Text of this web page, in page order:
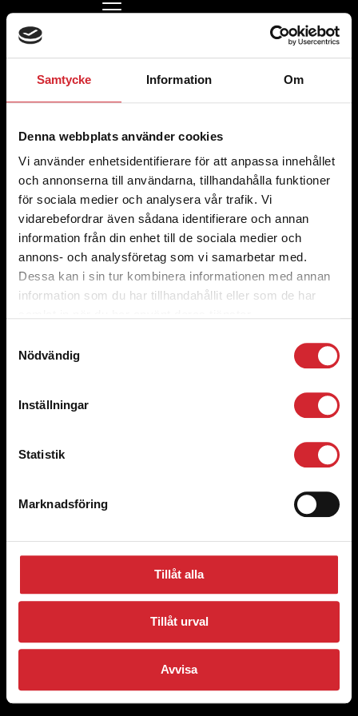
Samtycke Information Om
Denna webbplats använder cookies
Vi använder enhetsidentifierare för att anpassa innehållet
och annonserna till användarna, tillhandahålla funktioner
för sociala medier och analysera vår trafik. Vi
vidarebefordrar även sådana identifierare och annan
information från din enhet till de sociala medier och
annons- och analysföretag som vi samarbetar med.
Dessa kan i sin tur kombinera informationen med annan
information som du har tillhandahållit eller som de har
Nödvändig
Inställningar
Statistik
Marknadsföring
Tillåt alla
Tillåt urval
Avvisa
Ella Heinonen
021-40 44 40
(vardagar 07.30-16)
info@vasterasstadsmission.se
Ateljégatan 4,
Org. nummer 802444-3866
Ge en gåva
Swish
123 900 16 03
Bankgiro
900-1603
Länkar
Kontakta oss
Styrelsen och Ledning
© 2008 Västerås stadsmission
Förslag och klagomål Cookie Policy
Integritetspolicy